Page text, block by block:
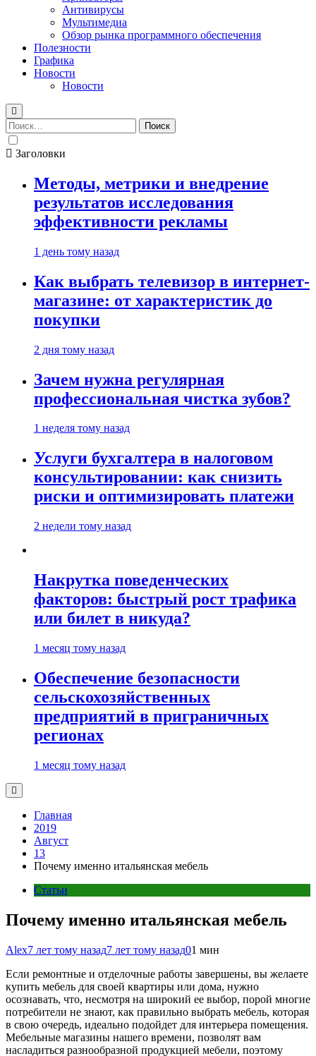
Антивирусы
Мультимедиа
Обзор рынка программного обеспечения
Полезности
Графика
Новости
Новости
Найти:
Заголовки
Методы, метрики и внедрение
результатов исследования
эффективности рекламы
1 день тому назад
Как выбрать телевизор в интернет-
магазине: от характеристик до
покупки
2 дня тому назад
Зачем нужна регулярная
профессиональная чистка зубов?
1 неделя тому назад
Услуги бухгалтера в налоговом
консультировании: как снизить
риски и оптимизировать платежи
2 недели тому назад
Накрутка поведенческих
факторов: быстрый рост трафика
или билет в никуда?
1 месяц тому назад
Обеспечение безопасности
сельскохозяйственных
предприятий в приграничных
регионах
1 месяц тому назад
Главная
2019
Август
13
Почему именно итальянская мебель
Статьи
Почему именно итальянская мебель
Alex7 лет тому назад7 лет тому назад01 мин
Если ремонтные и отделочные работы завершены, вы желаете
купить мебель для своей квартиры или дома, нужно
осознавать, что, несмотря на широкий ее выбор, порой многие
потребители не знают, как правильно выбрать мебель, которая
в свою очередь, идеально подойдет для интерьера помещения.
Мебельные магазины нашего времени, позволят вам
насладиться разнообразной продукцией мебели, поэтому